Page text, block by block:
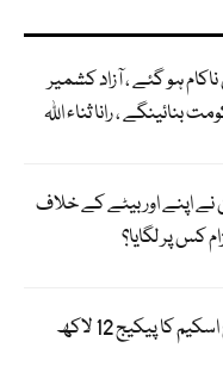
ہو گئے ، آزاد کشمیر
، رانا ثناء اللہ
اپنے اور بیٹے کے خلاف
کس پر لگایا؟
اگلے سال کیلئے 40 روزہ حج اسکیم کا پیکیج 12 لاکھ